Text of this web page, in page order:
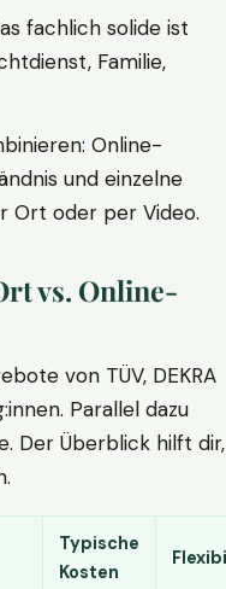
fachlich solide ist
Familie,
Online-
und einzelne
Ort oder per Video.
vs. Online-
von TÜV, DEKRA
Parallel dazu
Der Überblick hilft dir,
Typische
Kosten